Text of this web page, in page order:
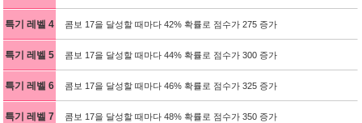
특기 레벨 4 콤보 17을 달성할 때마다 42% 확률로 점수가 275 증가
특기 레벨 5 콤보 17을 달성할 때마다 44% 확률로 점수가 300 증가
특기 레벨 6 콤보 17을 달성할 때마다 46% 확률로 점수가 325 증가
특기 레벨 7 콤보 17을 달성할 때마다 48% 확률로 점수가 350 증가